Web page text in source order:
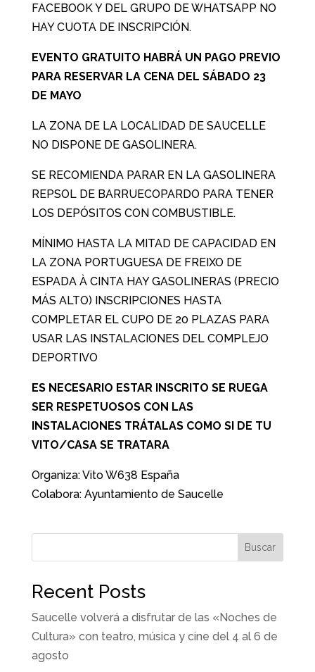
FACEBOOK Y DEL GRUPO DE WHATSAPP NO
HAY CUOTA DE INSCRIPCIÓN.
EVENTO GRATUITO HABRÁ UN PAGO PREVIO
PARA RESERVAR LA CENA DEL SÁBADO 23
DE MAYO
LA ZONA DE LA LOCALIDAD DE SAUCELLE
NO DISPONE DE GASOLINERA.
SE RECOMIENDA PARAR EN LA GASOLINERA
REPSOL DE BARRUECOPARDO PARA TENER
LOS DEPÓSITOS CON COMBUSTIBLE.
MÍNIMO HASTA LA MITAD DE CAPACIDAD EN
LA ZONA PORTUGUESA DE FREIXO DE
ESPADA À CINTA HAY GASOLINERAS (PRECIO
MÁS ALTO) INSCRIPCIONES HASTA
COMPLETAR EL CUPO DE 20 PLAZAS PARA
USAR LAS INSTALACIONES DEL COMPLEJO
DEPORTIVO
ES NECESARIO ESTAR INSCRITO SE RUEGA
SER RESPETUOSOS CON LAS
INSTALACIONES TRÁTALAS COMO SI DE TU
VITO/CASA SE TRATARA
Organiza: Vito W638 España
Colabora: Ayuntamiento de Saucelle
Buscar
Recent Posts
Saucelle volverá a disfrutar de las «Noches de
Cultura» con teatro, música y cine del 4 al 6 de
agosto